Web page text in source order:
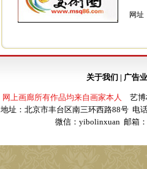
网址
关于我们 | 广告
网上画廊所有作品均来自画家本人
艺博
地址：北京市丰台区南三环西路88号 电
微信：yibolinxuan 邮箱